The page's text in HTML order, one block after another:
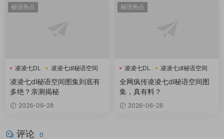
秘语热点
凌凌七DL 凌凌七dl秘语空间
凌凌七dl秘语空间图集到底有
多绝？亲测揭秘
2026-06-28
秘语热点
凌凌七DL 凌凌七dl秘语空间
全网疯传凌凌七dl秘语空间图
集，真有料？
2026-06-26
评论 0